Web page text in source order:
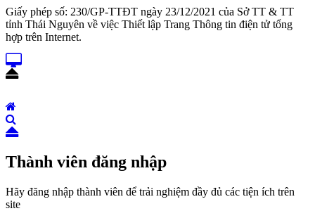
Giấy phép số: 230/GP-TTĐT ngày 23/12/2021 của Sở TT & TT
tỉnh Thái Nguyên về việc Thiết lập Trang Thông tin điện tử tổng
hợp trên Internet.
Thành viên đăng nhập
Hãy đăng nhập thành viên để trải nghiệm đầy đủ các tiện ích trên
site